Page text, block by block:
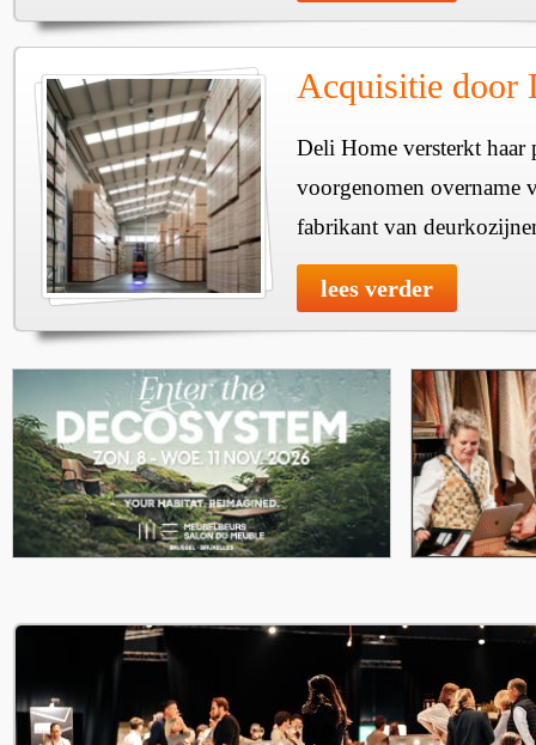
Acquisitie door
Deli Home versterkt haar
voorgenomen overname
fabrikant van
lees verder